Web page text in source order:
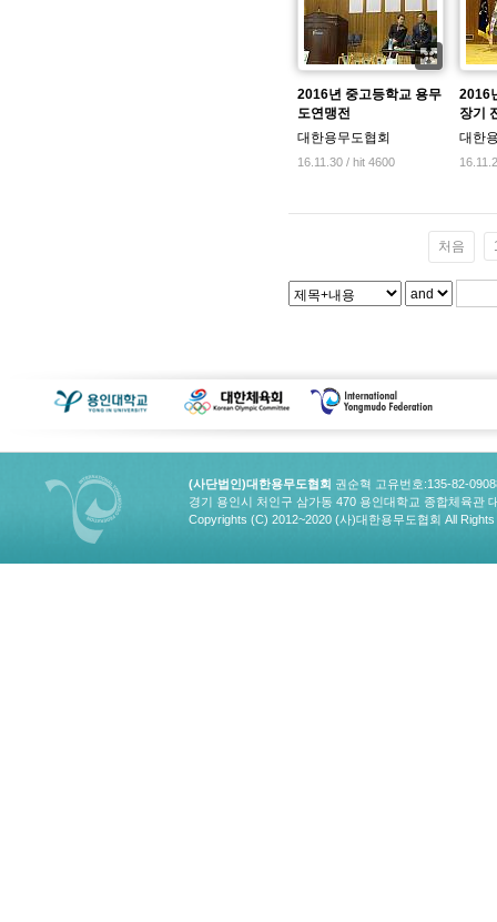
2016년 중고등학교 용무
도연맹전
대한용무도협회
16.11.30 / hit 4600
2016
장기
대한
처음
(사단법인)대한용무도협회 권순혁 고유번호:135-82-
경기 용인시 처인구 삼가동 470 용인대학교 종합체육관
Copyrights (C) 2012~2020 (사)대한용무도협회 All